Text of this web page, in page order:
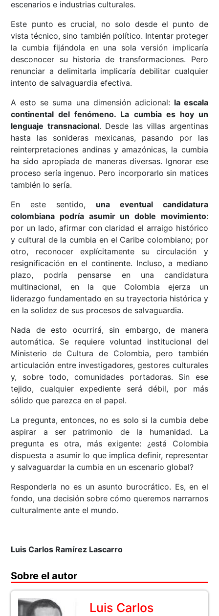
escenarios e industrias culturales.
Este punto es crucial, no solo desde el punto de
vista técnico, sino también político. Intentar proteger
la cumbia fijándola en una sola versión implicaría
desconocer su historia de transformaciones. Pero
renunciar a delimitarla implicaría debilitar cualquier
intento de salvaguardia efectiva.
A esto se suma una dimensión adicional: la escala
continental del fenómeno. La cumbia es hoy un
lenguaje transnacional. Desde las villas argentinas
hasta las sonideras mexicanas, pasando por las
reinterpretaciones andinas y amazónicas, la cumbia
ha sido apropiada de maneras diversas. Ignorar ese
proceso sería ingenuo. Pero incorporarlo sin matices
también lo sería.
En este sentido, una eventual candidatura
colombiana podría asumir un doble movimiento:
por un lado, afirmar con claridad el arraigo histórico
y cultural de la cumbia en el Caribe colombiano; por
otro, reconocer explícitamente su circulación y
resignificación en el continente. Incluso, a mediano
plazo, podría pensarse en una candidatura
multinacional, en la que Colombia ejerza un
liderazgo fundamentado en su trayectoria histórica y
en la solidez de sus procesos de salvaguardia.
Nada de esto ocurrirá, sin embargo, de manera
automática. Se requiere voluntad institucional del
Ministerio de Cultura de Colombia, pero también
articulación entre investigadores, gestores culturales
y, sobre todo, comunidades portadoras. Sin ese
tejido, cualquier expediente será débil, por más
sólido que parezca en el papel.
La pregunta, entonces, no es solo si la cumbia debe
aspirar a ser patrimonio de la humanidad. La
pregunta es otra, más exigente: ¿está Colombia
dispuesta a asumir lo que implica definir, representar
y salvaguardar la cumbia en un escenario global?
Responderla no es un asunto burocrático. Es, en el
fondo, una decisión sobre cómo queremos narrarnos
culturalmente ante el mundo.
Luis Carlos Ramírez Lascarro
Sobre el autor
Luis Carlos